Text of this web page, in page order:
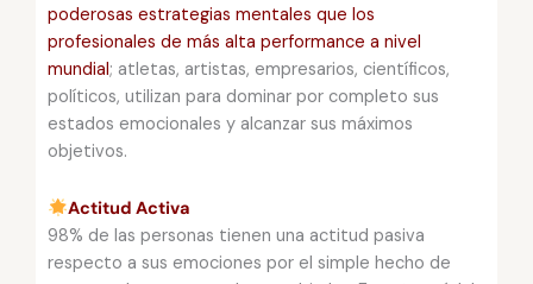
poderosas estrategias mentales que los
profesionales de más alta performance a nivel
mundial; atletas, artistas, empresarios, científicos,
políticos, utilizan para dominar por completo sus
estados emocionales y alcanzar sus máximos
objetivos.
Actitud Activa
98% de las personas tienen una actitud pasiva
respecto a sus emociones por el simple hecho de